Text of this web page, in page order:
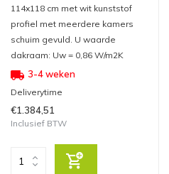
114x118 cm met wit kunststof
profiel met meerdere kamers
schuim gevuld. U waarde
dakraam: Uw = 0,86 W/m2K
3-4 weken
Deliverytime
€1.384,51
Inclusief BTW